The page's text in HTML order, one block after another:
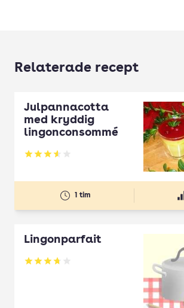
Relaterade recept
Julpannacotta
med kryddig
lingonconsommé
Betyg: 3.56 av 5
1 tim
Lingonparfait
Betyg: 3.75 av 5